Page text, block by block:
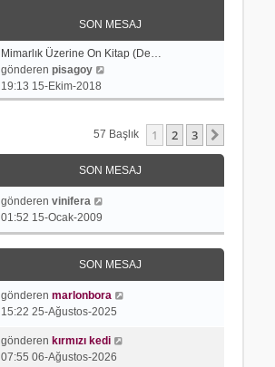
SON MESAJ
Mimarlık Üzerine On Kitap (De…
gönderen pisagoy
n
e
a
ö
r
ü
n
t
ü
e
19:13 15-Ekim-2018
57 Başlık 1 2 3
SON MESAJ
gönderen vinifera
01:52 15-Ocak-2009
SON MESAJ
gönderen marlonbora
15:22 25-Ağustos-2025
gönderen kırmızı kedi
07:55 06-Ağustos-2026